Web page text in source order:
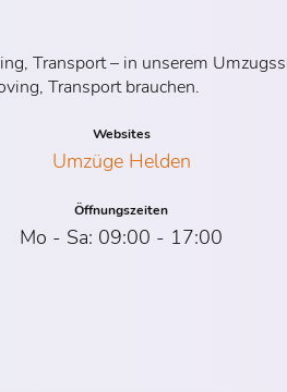
Transport – in unserem
Transport brauchen.
Websites
Umzüge Helden
Öffnungszeiten
Mo - Sa: 09:00 - 17:00